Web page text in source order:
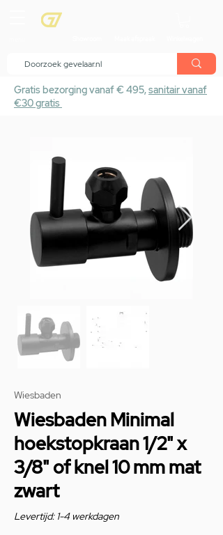
Gratis bezorging vanaf € 495,sanitair vanaf
€30 gratis
Wiesbaden
Wiesbaden Minimal
hoekstopkraan 1/2" x
3/8" of knel 10 mm mat
zwart
Levertijd: 1-4 werkdagen